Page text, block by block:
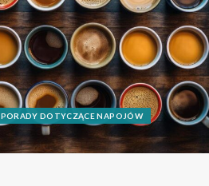
PORADY DOTYCZĄCE NAPOJÓW